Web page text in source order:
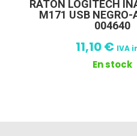
RATON LOGITECH
M171 USB
004640
11,10€ IVA
En stock